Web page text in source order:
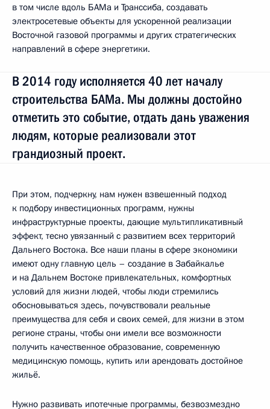
в том числе вдоль БАМа и Транссиба, создавать
электросетевые объекты для ускоренной реализации
Восточной газовой программы и других стратегических
направлений в сфере энергетики.
В 2014 году исполняется 40 лет началу
строительства БАМа. Мы должны достойно
отметить это событие, отдать дань уважения
людям, которые реализовали этот
грандиозный проект.
При этом, подчеркну, нам нужен взвешенный подход
к подбору инвестиционных программ, нужны
инфраструктурные проекты, дающие мультипликативный
эффект, тесно увязанный с развитием всех территорий
Дальнего Востока. Все наши планы в сфере экономики
имеют одну главную цель – создание в Забайкалье
и на Дальнем Востоке привлекательных, комфортных
условий для жизни людей, чтобы люди стремились
обосновываться здесь, почувствовали реальные
преимущества для себя и своих семей, для жизни в этом
регионе страны, чтобы они имели все возможности
получить качественное образование, современную
медицинскую помощь, купить или арендовать достойное
жильё.
Нужно развивать ипотечные программы, безвозмездно